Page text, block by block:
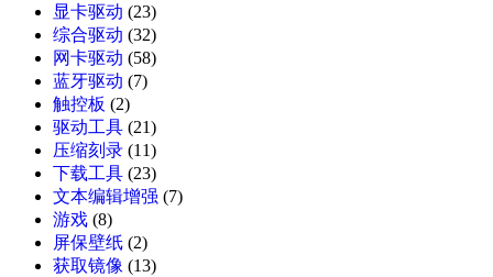
显卡驱动 (23)
综合驱动 (32)
网卡驱动 (58)
蓝牙驱动 (7)
触控板 (2)
驱动工具 (21)
压缩刻录 (11)
下载工具 (23)
文本编辑增强 (7)
游戏 (8)
屏保壁纸 (2)
获取镜像 (13)